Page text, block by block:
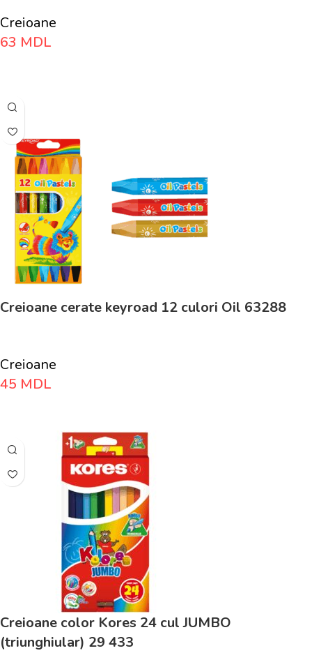
Creioane
63 MDL
Creioane cerate keyroad 12 culori Oil 63288
Creioane
45 MDL
Creioane color Kores 24 cul JUMBO
(triunghiular) 29 433